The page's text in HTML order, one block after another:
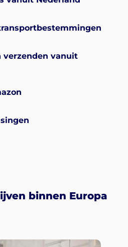
vanuit
binnen Europa